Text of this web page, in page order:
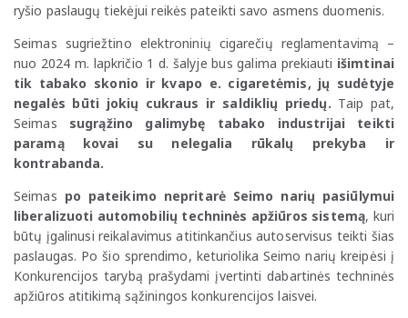
ryšio paslaugų tiekėjui reikės pateikti savo asmens duomenis.
Seimas sugriežtino elektroninių cigarečių reglamentavimą –
nuo 2024 m. lapkričio 1 d. šalyje bus galima prekiauti išimtinai
tik tabako skonio ir kvapo e. cigaretėmis, jų sudėtyje
negalės būti jokių cukraus ir saldiklių priedų. Taip pat,
Seimas sugrąžino galimybę tabako industrijai teikti
paramą kovai su nelegalia rūkalų prekyba ir
kontrabanda.
Seimas po pateikimo nepritarė Seimo narių pasiūlymui
liberalizuoti automobilių techninės apžiūros sistemą, kuri
būtų įgalinusi reikalavimus atitinkančius autoservisus teikti šias
paslaugas. Po šio sprendimo, keturiolika Seimo narių kreipėsi į
Konkurencijos tarybą prašydami įvertinti dabartinės techninės
apžiūros atitikimą sąžiningos konkurencijos laisvei.